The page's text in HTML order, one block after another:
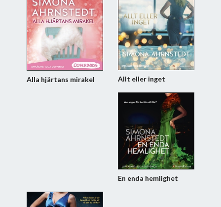
Alla hjärtans mirakel Allt eller inget
En enda hemlighet